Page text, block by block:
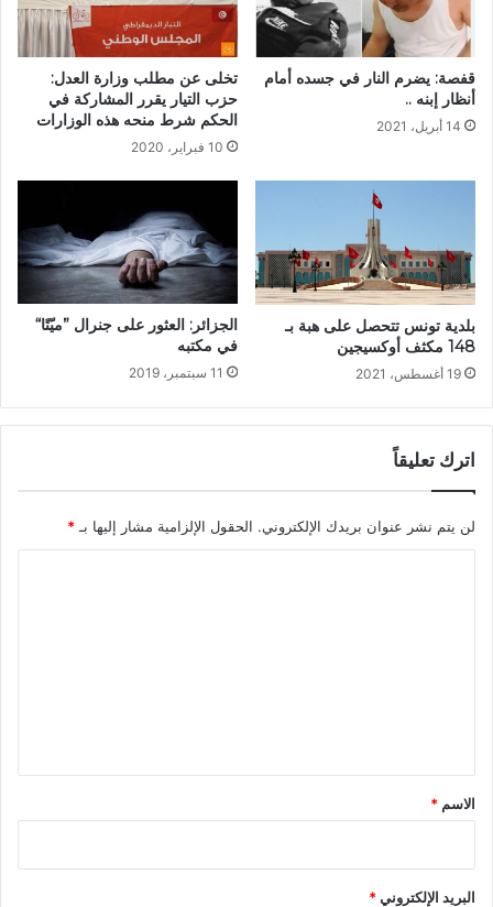
قفصة: يضرم النار في جسده أمام
أنظار إبنه ..
14 أبريل، 2021
تخلى عن مطلب وزارة العدل:
حزب التيار يقرر المشاركة في
الحكم شرط منحه هذه الوزارات
10 فبراير، 2020
بلدية تونس تتحصل على هبة بـ
148 مكثف أوكسيجين
19 أغسطس، 2021
الجزائر: العثور على جنرال ”ميّتًا“
في مكتبه ‎
11 سبتمبر، 2019
اترك تعليقاً
لن يتم نشر عنوان بريدك الإلكتروني. الحقول الإلزامية مشار إليها بـ *
*
الاسم *
البريد الإلكتروني*